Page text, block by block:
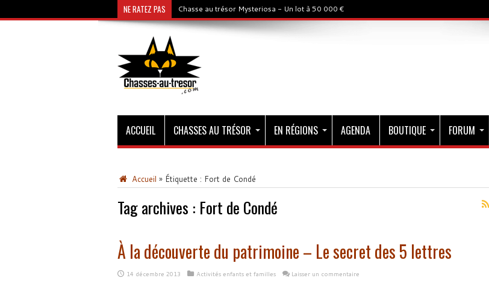
NE RATEZ PAS Chasse au trésor Mysteriosa - Un lot à 50 000 €
ACCUEIL CHASSES AU TRÉSOR EN RÉGIONS AGENDA BOUTIQUE FORUM
Accueil » Étiquette : Fort de Condé
Tag archives : Fort de Condé
À la découverte du patrimoine – Le secret des 5 lettres
14 décembre 2013 Activités enfants et familles Laisser un commentaire